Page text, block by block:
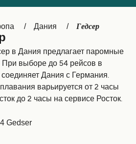
Belgique (FR)
Deutschland
Norge
Indonesia
Дания Гедсер
в Дания предлагает паромные
При выборе до 54 рейсов в
Дания с Германия.
варьируется от 2 часы
до 2 часы на сервисе Росток.
Gedser